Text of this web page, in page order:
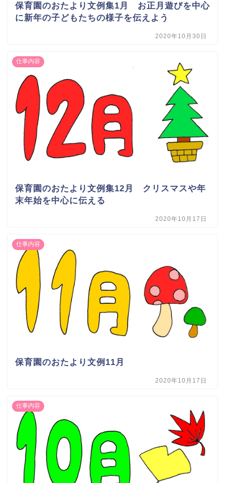
保育園のおたより文例集1月 お正月遊びを中心
に新年の子どもたちの様子を伝えよう
2020年10月30日
仕事内容
保育園のおたより文例集12月 クリスマスや年
末年始を中心に伝える
2020年10月17日
仕事内容
保育園のおたより文例11月
2020年10月17日
仕事内容